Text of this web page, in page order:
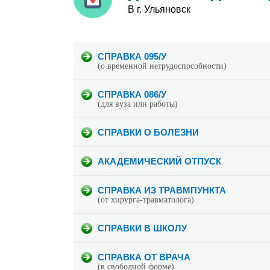
В г. Ульяновск
СПРАВКА 095/У
(о временной нетрудоспособности)
СПРАВКА 086/У
(для вуза или работы)
СПРАВКИ О БОЛЕЗНИ
АКАДЕМИЧЕСКИЙ ОТПУСК
СПРАВКА ИЗ ТРАВМПУНКТА
(от хирурга-травматолога)
СПРАВКИ В ШКОЛУ
СПРАВКА ОТ ВРАЧА
(в свободной форме)